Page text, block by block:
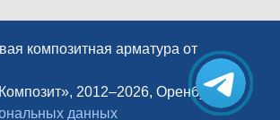
композитная арматура от
2012–2026, Оренбург
|
данных